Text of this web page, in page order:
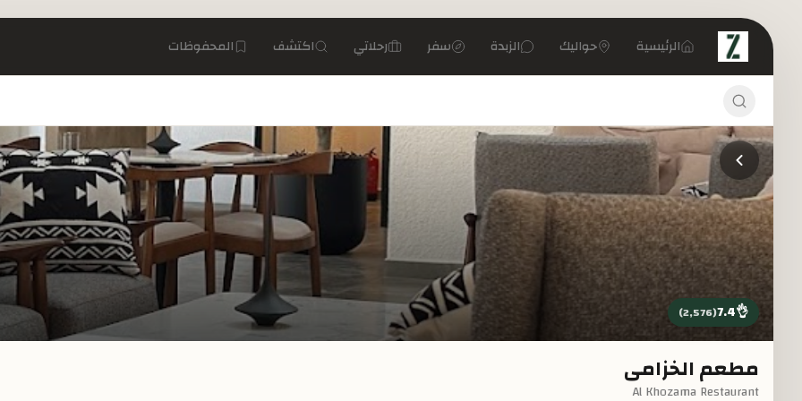
تخطي إلى المحتوى الرئيسي
الرئيسية حواليك الزبدة سفر رحلاتي اكتشف المحفوظات
👌
7.4
(
2,576
)
مطعم الخزامى
Al Khozama Restaurant